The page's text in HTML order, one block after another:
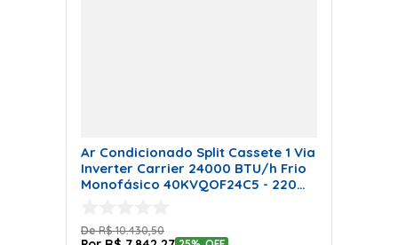
Ar Condicionado Split Cassete 1 Via
Inverter Carrier 24000 BTU/h Frio
Monofásico 40KVQOF24C5 - 220
R$ 10.430,50